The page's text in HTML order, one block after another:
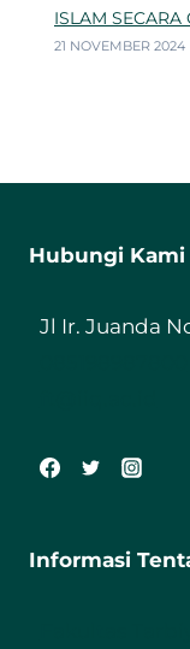
ISLAM SECARA
21 NOVEMBER 2024
Hubungi Kami
Jl Ir. Juanda
Informasi